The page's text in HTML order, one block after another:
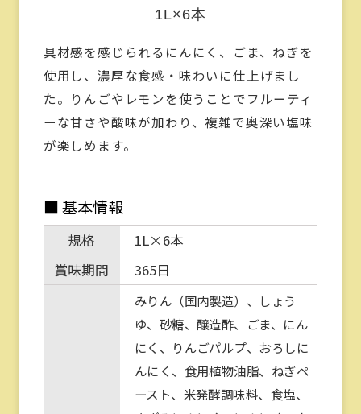
1L×6本
具材感を感じられるにんにく、ごま、ねぎを
使用し、濃厚な食感・味わいに仕上げまし
た。りんごやレモンを使うことでフルーティ
ーな甘さや酸味が加わり、複雑で奥深い塩味
が楽しめます。
■ 基本情報
規格
1L×6本
賞味期間
365日
みりん（国内製造）、しょう
ゆ、砂糖、醸造酢、ごま、にん
にく、りんごパルプ、おろしに
んにく、食用植物油脂、ねぎペ
ースト、米発酵調味料、食塩、